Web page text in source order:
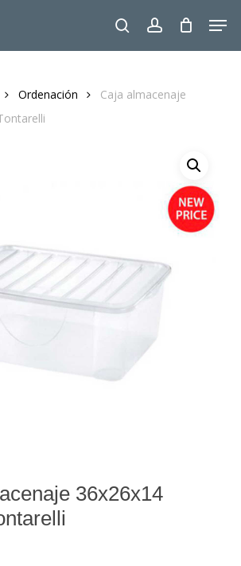
searchaccount
Ordenación
Caja almacenaje
36x26x14